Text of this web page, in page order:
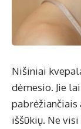
Nišiniai
dėmesio. Jie
pabrėžiančiais
iššūkių. Ne